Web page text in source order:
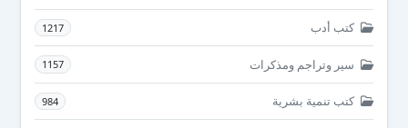
كتب أدب 1217
سير وتراجم ومذكرات 1157
كتب تنمية بشرية 984